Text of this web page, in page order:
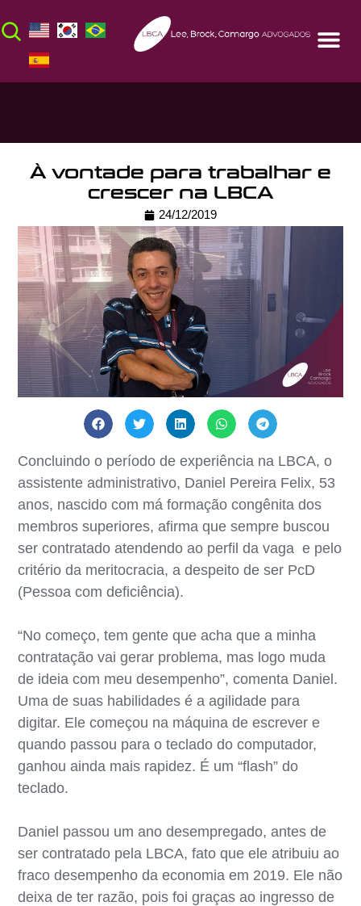
À vontade para trabalhar e
crescer na LBCA
24/12/2019
Concluindo o período de experiência na LBCA, o
assistente administrativo, Daniel Pereira Felix, 53
anos, nascido com má formação congênita dos
membros superiores, afirma que sempre buscou
ser contratado atendendo ao perfil da vaga e pelo
critério da meritocracia, a despeito de ser PcD
(Pessoa com deficiência).
“No começo, tem gente que acha que a minha
contratação vai gerar problema, mas logo muda
de ideia com meu desempenho”, comenta Daniel.
Uma de suas habilidades é a agilidade para
digitar. Ele começou na máquina de escrever e
quando passou para o teclado do computador,
ganhou ainda mais rapidez. É um “flash” do
teclado.
Daniel passou um ano desempregado, antes de
ser contratado pela LBCA, fato que ele atribuiu ao
fraco desempenho da economia em 2019. Ele não
deixa de ter razão, pois foi graças ao ingresso de